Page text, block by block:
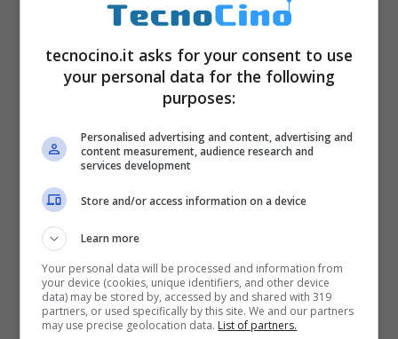
tecnocino.it asks for your consent to use
your personal data for the following
purposes:
Personalised advertising and content, advertising and
content measurement, audience research and
services development
Store and/or access information on a device
Learn more
Your personal data will be processed and information from
your device (cookies, unique identifiers, and other device
data) may be stored by, accessed by and shared with 319
partners, or used specifically by this site. We and our partners
may use precise geolocation data. List of partners.